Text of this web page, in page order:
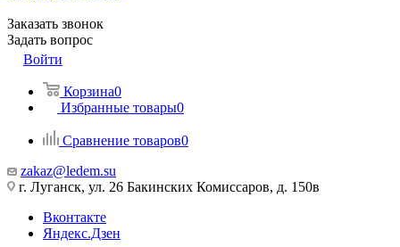
Заказать звонок
Задать вопрос
Войти
Корзина0
Избранные товары0
Сравнение товаров0
zakaz@ledem.su
г. Луганск, ул. 26 Бакинских Комиссаров, д. 150в
Вконтакте
Яндекс.Дзен